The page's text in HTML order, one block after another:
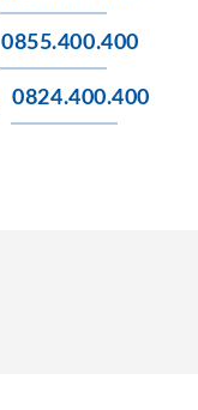
0855.400.400
0824.400.400